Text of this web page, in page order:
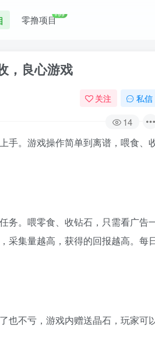
零撸项目+99
，良心游戏
关注 私信
14
手。游戏操作简单到离谱，喂食、
务。喂零食、收钻石，只需看广告
采集量越高，获得的回报越高。每
也不亏，游戏内赠送晶石，玩家可